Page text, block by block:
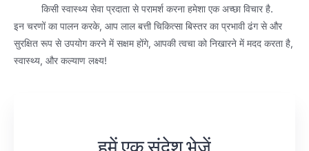
किसी स्वास्थ्य सेवा प्रदाता से परामर्श करना हमेशा एक अच्छा विचार है.
इन चरणों का पालन करके, आप लाल बत्ती चिकित्सा बिस्तर का प्रभावी ढंग से और
सुरक्षित रूप से उपयोग करने में सक्षम होंगे, आपकी त्वचा को निखारने में मदद करता है,
स्वास्थ्य, और कल्याण लक्ष्य!